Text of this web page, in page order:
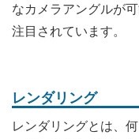
なカメラアングルが
注目されています。
レンダリング
レンダリングとは、